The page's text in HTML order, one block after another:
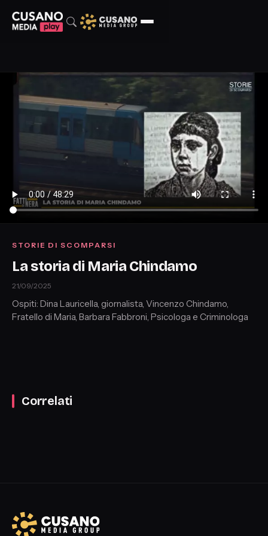
STORIE DI SCOMPARSI
La storia di Maria Chindamo
21/09/2025
Ospiti: Dina Lauricella, giornalista, Vincenzo Chindamo,
Fratello di Maria, Barbara Fabbroni, Psicologa e Criminologa
Correlati